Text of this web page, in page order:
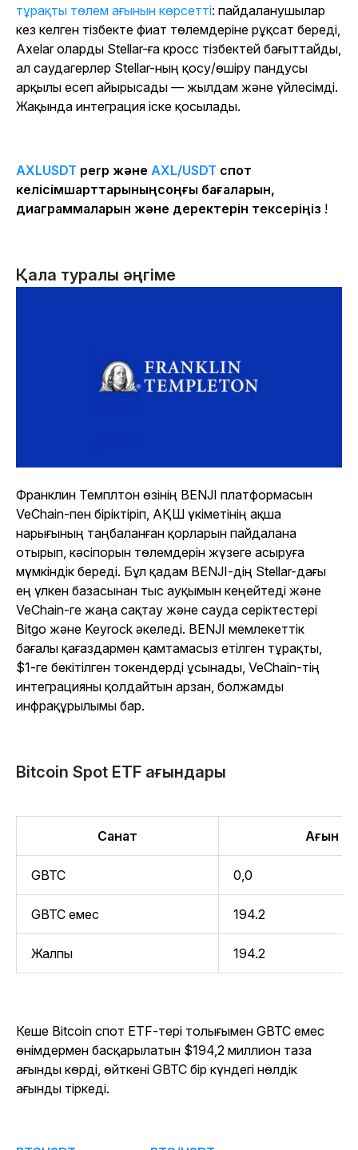
тұрақты төлем ағынын көрсетті: пайдаланушылар
кез келген тізбекте фиат төлемдеріне рұқсат береді,
Axelar оларды Stellar-ға кросс тізбектей бағыттайды,
ал саудагерлер Stellar-ның қосу/өшіру пандусы
арқылы есеп айырысады — жылдам және үйлесімді.
Жақында интеграция іске қосылады.
AXLUSDT perp және AXL/USDT спот
келісімшарттарыныңсоңғы бағаларын,
диаграммаларын және деректерін тексеріңіз !
Қала туралы әңгіме
Франклин Темплтон өзінің BENJI платформасын
VeChain-пен біріктіріп, АҚШ үкіметінің ақша
нарығының таңбаланған қорларын пайдалана
отырып, кәсіпорын төлемдерін жүзеге асыруға
мүмкіндік береді. Бұл қадам BENJI-дің Stellar-дағы
ең үлкен базасынан тыс ауқымын кеңейтеді және
VeChain-ге жаңа сақтау және сауда серіктестері
Bitgo және Keyrock әкеледі. BENJI мемлекеттік
бағалы қағаздармен қамтамасыз етілген тұрақты,
$1-ге бекітілген токендерді ұсынады, VeChain-тің
интеграцияны қолдайтын арзан, болжамды
инфрақұрылымы бар.
Bitcoin Spot ETF ағындары
Санат Ағын
GBTC 0,0
GBTC емес 194.2
Жалпы 194.2
Кеше Bitcoin спот ETF-тері толығымен GBTC емес
өнімдермен басқарылатын $194,2 миллион таза
ағынды көрді, өйткені GBTC бір күндегі нөлдік
ағынды тіркеді.